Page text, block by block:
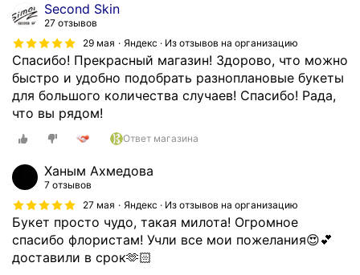
у
с
т
а
»
з
а
с
м
ы
е
с
в
е
.
е
н
а
о
ч
е
ь
п
р
и
я
т
Second Skin
27 отзывов
29 мая
Яндекс · Из отзывов на организацию
Спасибо! Прекрасный магазин! Здорово, что можно
быстро и удобно подобрать разноплановые букеты
для большого количества случаев! Спасибо! Рада,
что вы рядом!
Ответ магазина
Ханым Ахмедова
7 отзывов
27 мая
Яндекс · Из отзывов на организацию
Букет просто чудо, такая милота! Огромное
спасибо флористам! Учли все мои пожелания😍💕
доставили в срок🫶🏻